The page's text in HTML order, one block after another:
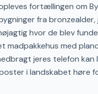
fortællingen om
fra
hvor de blev
madpakkehus med
jeres telefon kan
i landskabet høre